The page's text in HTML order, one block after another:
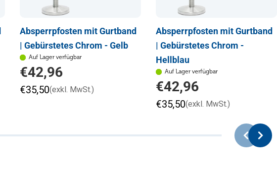
Absperrpfosten mit Gurtband
| Gebürstetes Chrom - Gelb
Auf Lager verfügbar
Regulärer
Preis
€42,96
€35,50(exkl. MwSt.)
Absperrpfosten mit Gurtband
| Gebürstetes Chrom -
Hellblau
Auf Lager verfügbar
Regulärer
Preis
€42,96
€35,50(exkl. MwSt.)